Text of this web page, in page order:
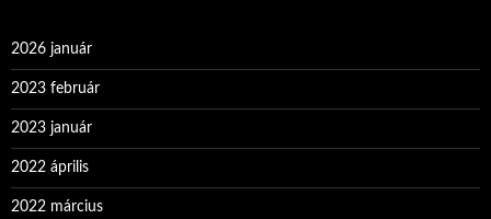
2026 január
2023 február
2023 január
2022 április
2022 március